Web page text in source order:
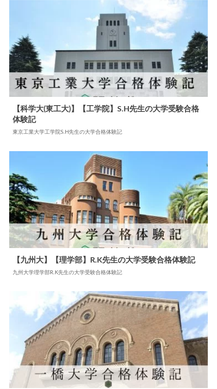
大学合格体験記
【科学大(東工大)】【工学院】S.H先生の大学受験合格
体験記
東京工業大学工学院S.H先生の大学合格体験記
【九州大】【理学部】R.K先生の大学受験合格体験記
九州大学理学部R.K先生の大学受験合格体験記